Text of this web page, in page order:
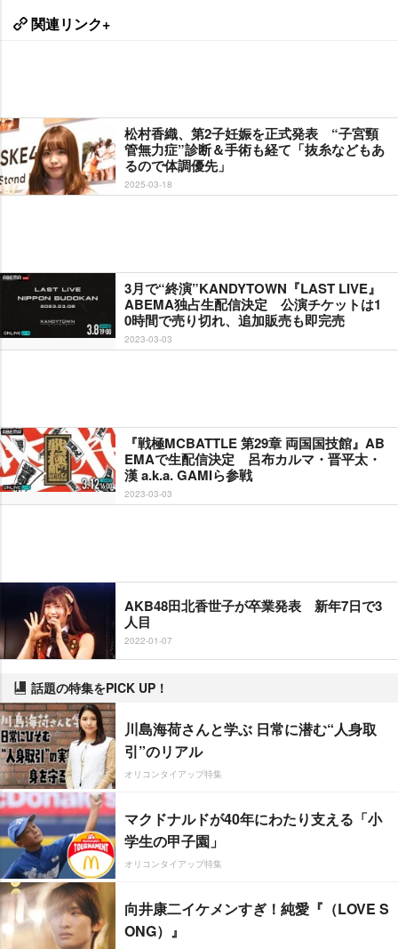
関連リンク+
松村香織、第2子妊娠を正式発表 “子宮頸
管無力症”診断＆手術も経て「抜糸などもあ
るので体調優先」
2025-03-18
3月で“終演”KANDYTOWN『LAST LIVE』
ABEMA独占生配信決定 公演チケットは1
0時間で売り切れ、追加販売も即完売
2023-03-03
『戦極MCBATTLE 第29章 両国国技館』AB
EMAで生配信決定 呂布カルマ・晋平太・
漢 a.k.a. GAMIら参戦
2023-03-03
AKB48田北香世子が卒業発表 新年7日で3
人目
2022-01-07
話題の特集をPICK UP！
川島海荷さんと学ぶ 日常に潜む“人身取
引”のリアル
オリコンタイアップ特集
マクドナルドが40年にわたり支える「小
学生の甲子園」
オリコンタイアップ特集
向井康二イケメンすぎ！純愛『（LOVE S
ONG）』